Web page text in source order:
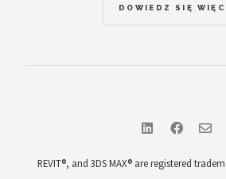
DOWIEDZ SIĘ
REVIT®, and 3DS MAX® are registered